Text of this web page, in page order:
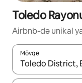
Toledo
Airbnb-də unikal
Mövqe
Nəticələr varsa,